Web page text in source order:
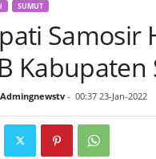
SUMUT
Samosir
Admingnewstv- 00:37 23-Jan-2022